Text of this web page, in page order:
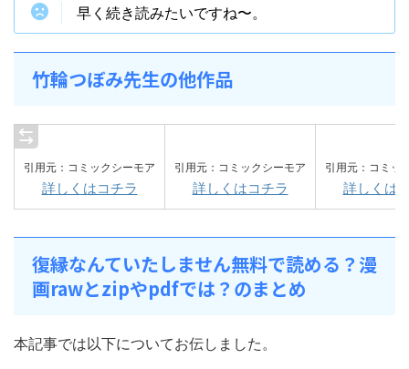
早く続き読みたいですね〜。
竹輪つぼみ先生の他作品
引用元：コミックシーモア
詳しくはコチラ
引用元：コミックシーモア
詳しくはコチラ
引用元：コミッ
詳しくは
復縁なんていたしません無料で読める？漫
画rawとzipやpdfでは？のまとめ
本記事では以下についてお伝しました。